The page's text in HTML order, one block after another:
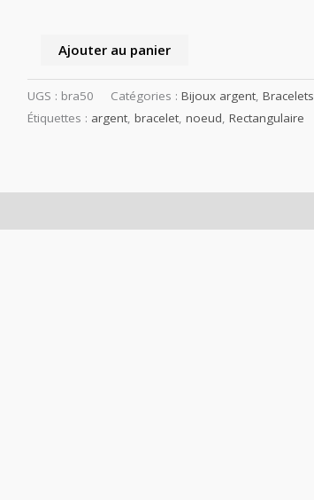
Ajouter au panier
UGS : bra50 Catégories : Bijoux argent, Bracelets
Étiquettes : argent, bracelet, noeud, Rectangulaire